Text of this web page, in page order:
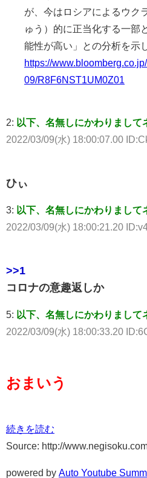
が、今はロシアによるウク
ゅう）的に正当化する一部
能性が高い」との分析を示
https://
09/R8F6NST1UM0Z01
2: 以下、名無しにかわりまして
2022/03/09(水) 18:00:07.00
ひぃ
3: 以下、名無しにかわりまして
2022/03/09(水) 18:00:21.20
>>1
コロナの意趣返しか
5: 以下、名無しにかわりまして
2022/03/09(水) 18:00:33.20
おまいう
続きを読む
Source: http://
powered by Auto Youtube